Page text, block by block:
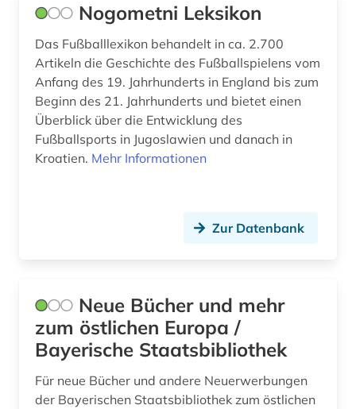
südosteuropa (6)
unselbständige karte (1)
unternehmen (1)
volksmusik (1)
volkstanz (1)
zweiter weltkrieg (1)
Slowakei (12)
Slowenien (13)
Tschechische Republik (12)
Zypern (1)
Nogometni Leksikon
Das Fußballlexikon behandelt in ca. 2.700
Artikeln die Geschichte des Fußballspielens vom
Anfang des 19. Jahrhunderts in England bis zum
Beginn des 21. Jahrhunderts und bietet einen
Überblick über die Entwicklung des
Fußballsports in Jugoslawien und danach in
Kroatien. Mehr Informationen
Zur Datenbank
Neue Bücher und mehr
zum östlichen Europa /
Bayerische Staatsbibliothek
Für neue Bücher und andere Neuerwerbungen
der Bayerischen Staatsbibliothek zum östlichen